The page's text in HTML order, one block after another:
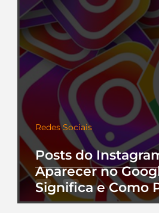
Posts do
Aparecer no
Significa e Como
Perfil
Redes Sociais